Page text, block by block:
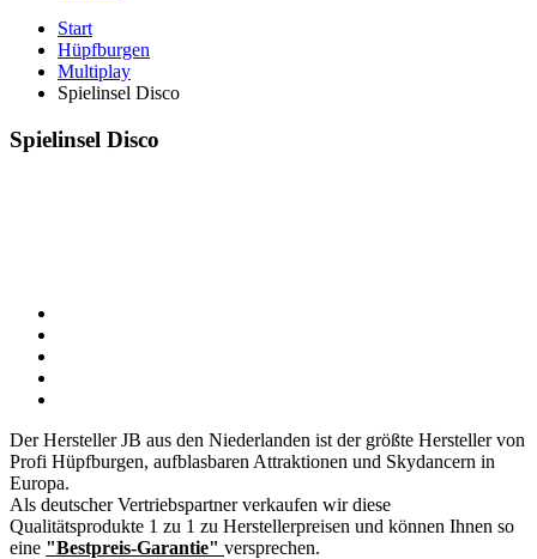
Start
Hüpfburgen
Multiplay
Spielinsel Disco
Spielinsel Disco
Der Hersteller JB aus den Niederlanden ist der größte Hersteller von
Profi Hüpfburgen, aufblasbaren Attraktionen und Skydancern in
Europa.
Als deutscher Vertriebspartner verkaufen wir diese
Qualitätsprodukte 1 zu 1 zu Herstellerpreisen und können Ihnen so
eine "Bestpreis-Garantie" versprechen.